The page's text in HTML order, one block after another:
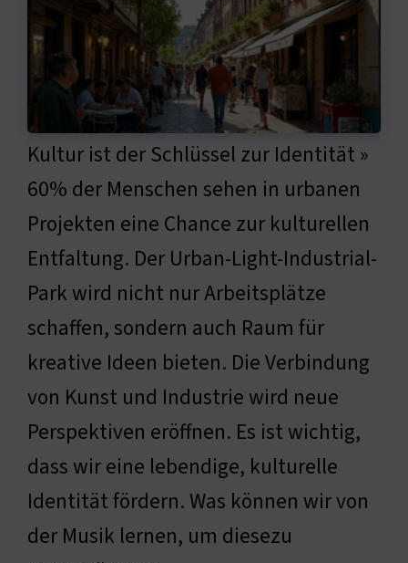
Kultur ist der Schlüssel zur Identität »
60% der Menschen sehen in urbanen
Projekten eine Chance zur kulturellen
Entfaltung. Der Urban-Light-Industrial-
Park wird nicht nur Arbeitsplätze
schaffen, sondern auch Raum für
kreative Ideen bieten. Die Verbindung
von Kunst und Industrie wird neue
Perspektiven eröffnen. Es ist wichtig,
dass wir eine lebendige, kulturelle
Identität fördern. Was können wir von
der Musik lernen, um diesezu